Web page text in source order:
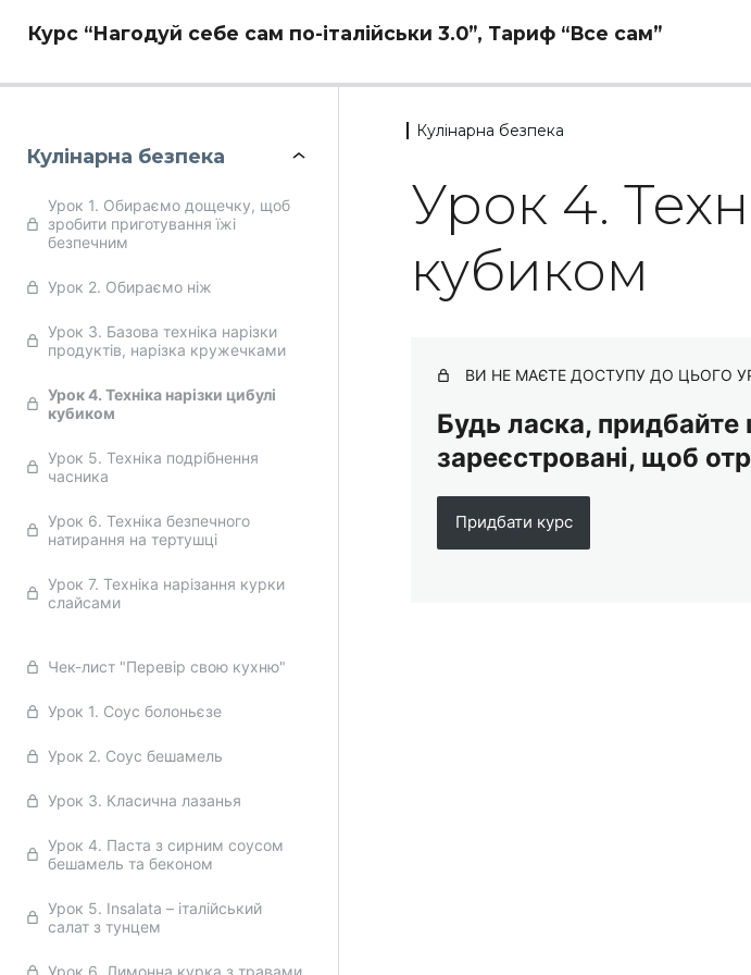
Курс “Нагодуй себе сам по-італійськи 3.0”, Тариф “Все сам”
Кулінарна безпека
Урок 1. Обираємо дощечку, щоб
зробити приготування їжі
безпечним
Урок 2. Обираємо ніж
Урок 3. Базова техніка нарізки
продуктів, нарізка кружечками
Урок 4. Техніка нарізки цибулі
кубиком
Урок 5. Техніка подрібнення
часника
Урок 6. Техніка безпечного
натирання на тертушці
Урок 7. Техніка нарізання курки
слайсами
Чек-лист "Перевір свою кухню"
Урок 1. Соус болоньєзе
Урок 2. Соус бешамель
Урок 3. Класична лазанья
Урок 4. Паста з сирним соусом
бешамель та беконом
Урок 5. Insalata – італійський
салат з тунцем
Урок 6. Лимонна курка з травами
Кулінарна безпека
Урок 4.
кубиком
ВИ НЕ МАЄТЕ ДОСТУПУ ДО ЦЬОГО
Будь ласка, придбайте
зареєстровані, щоб
Придбати курс